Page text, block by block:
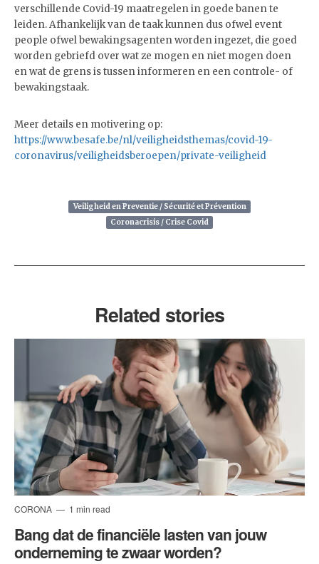
verschillende Covid-19 maatregelen in goede banen te
leiden. Afhankelijk van de taak kunnen dus ofwel event
people ofwel bewakingsagenten worden ingezet, die goed
worden gebriefd over wat ze mogen en niet mogen doen
en wat de grens is tussen informeren en een controle- of
bewakingstaak.
Meer details en motivering op:
https://www.besafe.be/nl/veiligheidsthemas/covid-19-
coronavirus/veiligheidsberoepen/private-veiligheid
Veiligheid en Preventie / Sécurité et Prévention
Coronacrisis / Crise Covid
Related stories
CORONA 1 min read
Bang dat de financiële lasten van jouw
onderneming te zwaar worden?